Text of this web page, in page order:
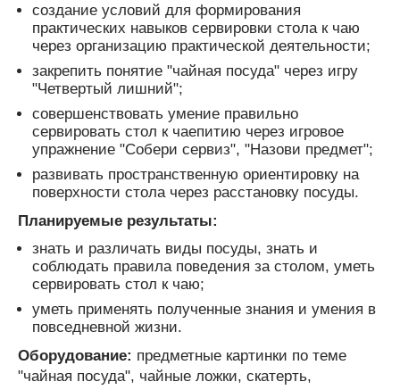
создание условий для формирования
практических навыков сервировки стола к чаю
через организацию практической деятельности;
закрепить понятие "чайная посуда" через игру
"Четвертый лишний";
совершенствовать умение правильно
сервировать стол к чаепитию через игровое
упражнение "Собери сервиз", "Назови предмет";
развивать пространственную ориентировку на
поверхности стола через расстановку посуды.
Планируемые результаты:
знать и различать виды посуды, знать и
соблюдать правила поведения за столом, уметь
сервировать стол к чаю;
уметь применять полученные знания и умения в
повседневной жизни.
Оборудование: предметные картинки по теме
"чайная посуда", чайные ложки, скатерть,